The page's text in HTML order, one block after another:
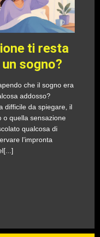
ti resta
sogno?
che il sogno era
addosso?
difficile da spiegare, il
o quella sensazione
qualcosa di
l’impronta